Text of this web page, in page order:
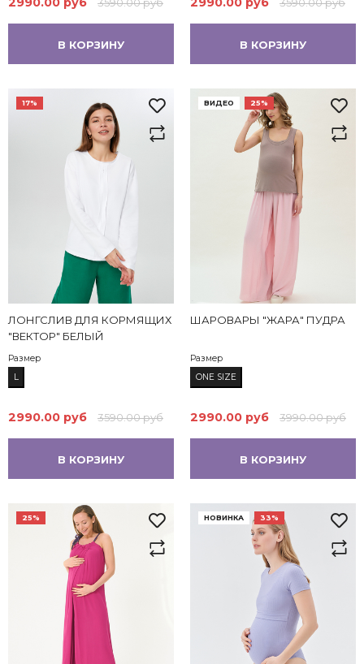
В КОРЗИНУ В КОРЗИНУ
17%
ЛОНГСЛИВ ДЛЯ КОРМЯЩИХ
"ВЕКТОР" БЕЛЫЙ
Размер
L
2990.00 руб 3590.00 руб
В КОРЗИНУ
ВИДЕО 25%
ШАРОВАРЫ "ЖАРА" ПУДРА
Размер
ONE SIZE
2990.00 руб 3990.00 руб
В КОРЗИНУ
25% НОВИНКА 33%